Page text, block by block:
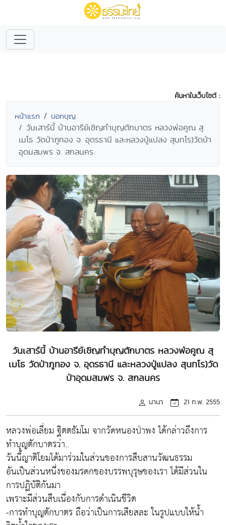
ค้นหาในเว็บไซต์ :
หน้าแรก บอกบุญ
วันเสาร์นี้ บ้านอารีย์เชิญทำบุญตักบาตร หลวงพ่อคูณ สุ
เมโธ วัดป่าภูทอง จ. อุดรธานี และหลวงปู่แปลง สุนทโร)วัดป่า
อุดมสมพร จ. สกลนคร
วันเสาร์นี้ บ้านอารีย์เชิญทำบุญตักบาตร หลวงพ่อคูณ สุ
เมโธ วัดป่าภูทอง จ. อุดรธานี และหลวงปู่แปลง สุนทโร)วัด
ป่าอุดมสมพร จ. สกลนคร
นานา 21 ก.พ. 2555
หลวงพ่อเลี่ยม ฐิตตธัมโม จากวัดหนองป่าพง ได้กล่าวถึงการ
ทำบุญตักบาตรว่า..
วันนี้ญาติโยมได้มาร่วมในส่วนของการสืบสานวัฒนธรรม
อันเป็นส่วนหนึ่งของมรดกของบรรพบุรุษของเรา ได้มีส่วนใน
การปฏิบัติกันมา
เพราะมีส่วนสืบเนื่องกับการดำเนินชีวิต
-การทำบุญตักบาตร ถือว่าเป็นการเสียสละ ในรูปแบบให้น้ำ